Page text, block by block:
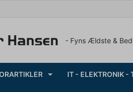
- Fyns Ældste &
IT - ELEKTRONIK -